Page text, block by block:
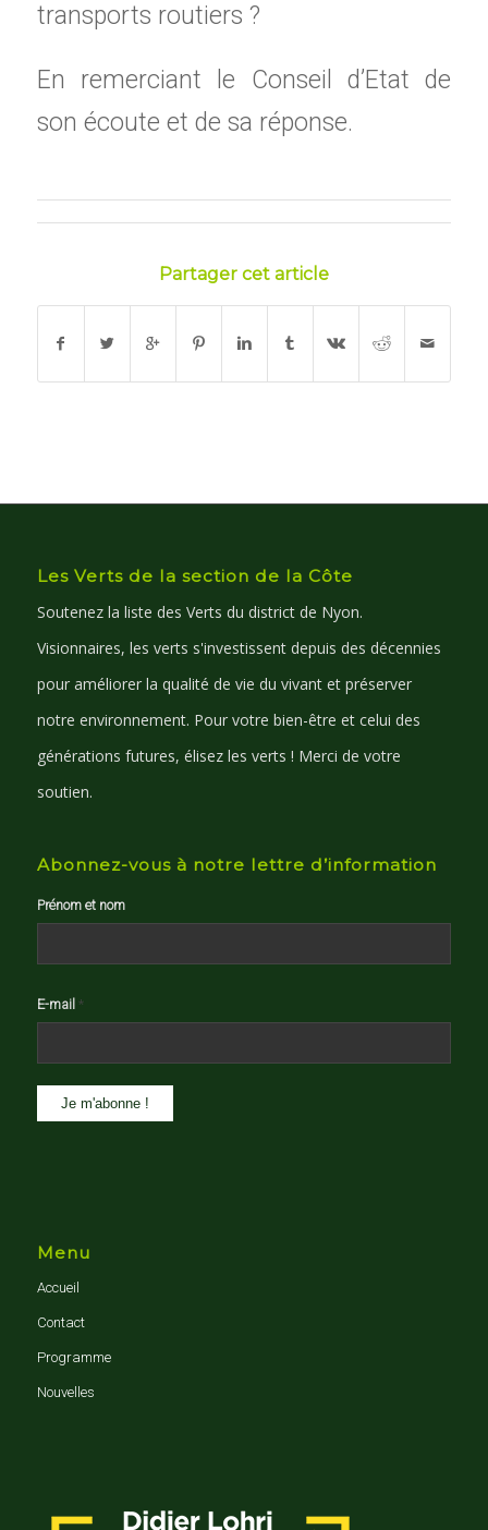
transports routiers ?
En remerciant le Conseil d’Etat de
son écoute et de sa réponse.
Partager cet article
Les Verts de la section de la Côte
Soutenez la liste des Verts du district de Nyon.
Visionnaires, les verts s'investissent depuis des décennies
pour améliorer la qualité de vie du vivant et préserver
notre environnement. Pour votre bien-être et celui des
générations futures, élisez les verts ! Merci de votre
soutien.
Abonnez-vous à notre lettre d’information
Prénom et nom
E-mail *
Menu
Accueil
Contact
Programme
Nouvelles